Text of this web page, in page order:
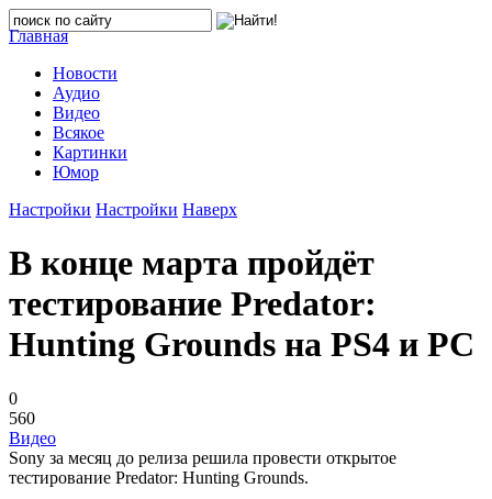
Главная
Новости
Аудио
Видео
Всякое
Картинки
Юмор
Настройки Настройки Наверх
В конце марта пройдёт
тестирование Predator:
Hunting Grounds на PS4 и PC
0
560
Видео
Sony за месяц до релиза решила провести открытое
тестирование Predator: Hunting Grounds.